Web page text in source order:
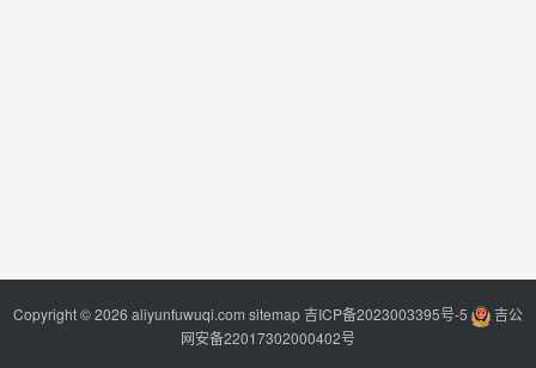
Copyright © 2026 aliyunfuwuqi.com sitemap吉ICP备2023003395号-5
吉公
网安备22017302000402号